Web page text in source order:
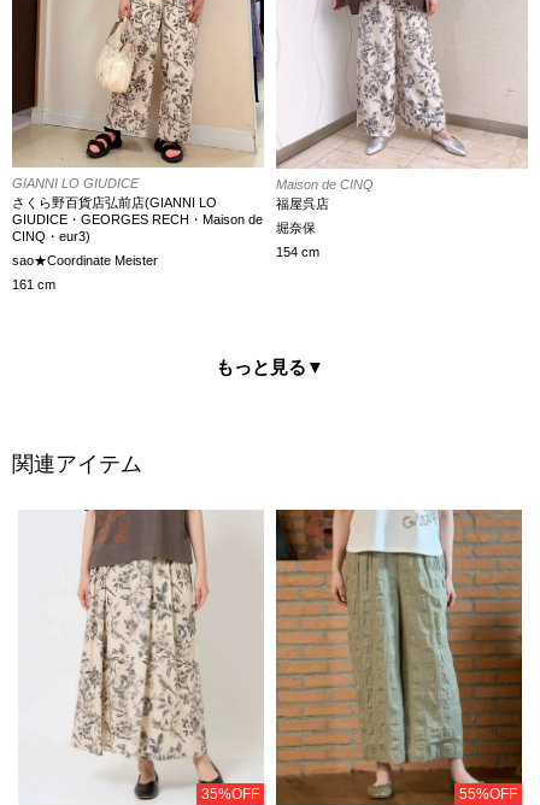
GIANNI LO GIUDICE
さくら野百貨店弘前店(GIANNI LO
GIUDICE・GEORGES RECH・Maison de
CINQ・eur3)
sao★Coordinate Meister
161 cm
Maison de CINQ
福屋呉店
堀奈保
154 cm
もっと見る ▼
関連アイテム
35%OFF 55%OFF